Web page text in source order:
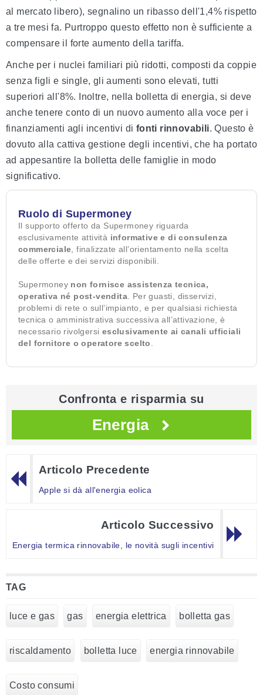
al mercato libero), segnalino un ribasso dell'1,4% rispetto
a tre mesi fa. Purtroppo questo effetto non è sufficiente a
compensare il forte aumento della tariffa.
Anche per i nuclei familiari più ridotti, composti da coppie
senza figli e single, gli aumenti sono elevati, tutti
superiori all'8%. Inoltre, nella bolletta di energia, si deve
anche tenere conto di un nuovo aumento alla voce per i
finanziamenti agli incentivi di fonti rinnovabili. Questo è
dovuto alla cattiva gestione degli incentivi, che ha portato
ad appesantire la bolletta delle famiglie in modo
significativo.
Ruolo di Supermoney
Il supporto offerto da Supermoney riguarda
esclusivamente attività informative e di consulenza
commerciale , finalizzate all’orientamento nella scelta
delle offerte e dei servizi disponibili.
Supermoney non fornisce assistenza tecnica,
operativa né post-vendita . Per guasti, disservizi,
problemi di rete o sull’impianto, e per qualsiasi richiesta
tecnica o amministrativa successiva all’attivazione, è
necessario rivolgersi esclusivamente ai canali ufficiali
del fornitore o operatore scelto
Confronta e risparmia su
Energia
Articolo Precedente
Apple si dà all'energia eolica
Articolo Successivo
Energia termica rinnovabile, le novità sugli incentivi
TAG
luce e gas gas energia elettrica bolletta gas
riscaldamento bolletta luce energia rinnovabile
Costo consumi